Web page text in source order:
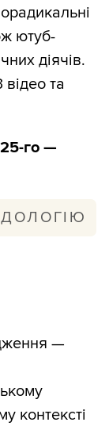
ютуб-
діячів.
та
го —
в
та
(Foreign
—
контексті